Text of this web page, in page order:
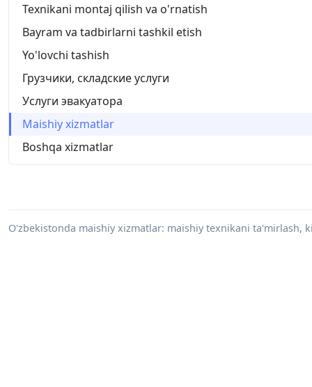
Texnikani montaj qilish va o'rnatish
Bayram va tadbirlarni tashkil etish
Yo'lovchi tashish
Грузчики, складские услуги
Услуги эвакуатора
Maishiy xizmatlar
Boshqa xizmatlar
O'zbekistonda maishiy xizmatlar: maishiy texnikani ta'mirlash,